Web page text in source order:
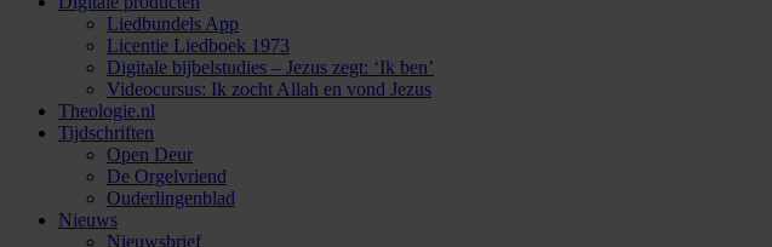
Liedbundels App
Licentie Liedboek 1973
Digitale bijbelstudies – Jezus zegt: ‘Ik ben’
Videocursus: Ik zocht Allah en vond Jezus
Theologie.nl
Tijdschriften
Open Deur
De Orgelvriend
Ouderlingenblad
Nieuws
Nieuwsbrief